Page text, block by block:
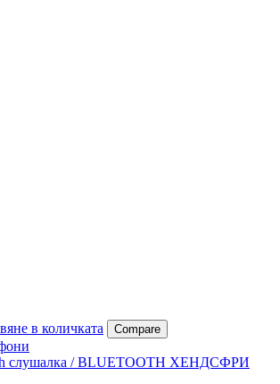
в количката Compare
слушалка / BLUETOOTH ХЕНДСФРИ